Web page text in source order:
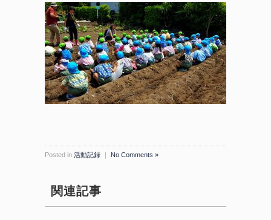
Posted in 活動記録 ｜ No Comments »
関連記事